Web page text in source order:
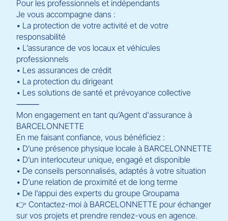
Pour les professionnels et indépendants
Je vous accompagne dans :
• La protection de votre activité et de votre
responsabilité
• L’assurance de vos locaux et véhicules
professionnels
• Les assurances de crédit
• La protection du dirigeant
• Les solutions de santé et prévoyance collective
⸻
Mon engagement en tant qu’Agent d'assurance à
BARCELONNETTE
En me faisant confiance, vous bénéficiez :
• D’une présence physique locale à BARCELONNETTE
• D’un interlocuteur unique, engagé et disponible
• De conseils personnalisés, adaptés à votre situation
• D’une relation de proximité et de long terme
• De l’appui des experts du groupe Groupama
👉 Contactez-moi à BARCELONNETTE pour échanger
sur vos projets et prendre rendez-vous en agence.